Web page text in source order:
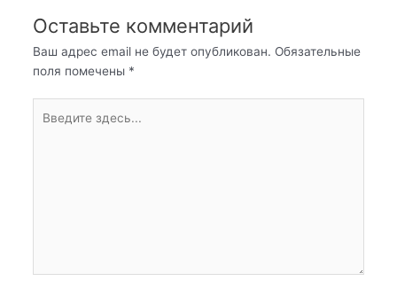
Оставьте комментарий
Ваш адрес email не будет опубликован. Обязательные
поля помечены *
здесь...